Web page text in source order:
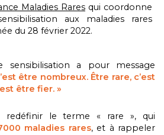
Maladies Rares qui coordonne
aux maladies rares
du 28 février 2022.
sensibilisation a pour message
être nombreux. Être rare, c’est
être fier. »
redéfinir le terme « rare », qui
maladies rares, et à rappeler